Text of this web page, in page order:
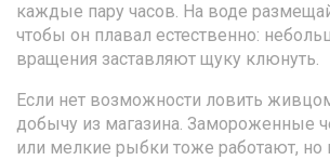
каждые пару часов. На воде
чтобы он плавал естественно:
вращения заставляют щуку клюнуть.
Если нет возможности ловить
добычу из магазина. Замороженные
или мелкие рыбки тоже работают, но